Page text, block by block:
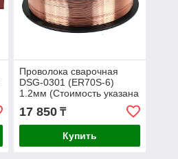
Проволока сварочная
DSG-0301 (ER70S-6)
1.2мм (Стоимость указана
17 850₸
Купить